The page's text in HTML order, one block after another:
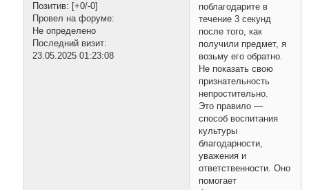
Позитив: [+0/-0]
Провел на форуме:
Не определено
Последний визит:
23.05.2025 01:23:08
поблагодарите в
течение 3 секунд
после того, как
получили предмет, я
возьму его обратно.
Не показать свою
признательность
непростительно.
Это правило —
способ воспитания
культуры
благодарности,
уважения и
ответственности. Оно
помогает